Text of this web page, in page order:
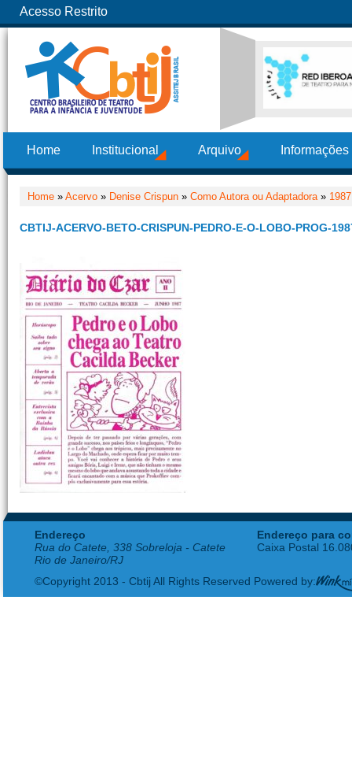
Acesso Restrito
Home Institucional Arquivo
Home » Acervo » Denise Crispun » Como Autora ou Adaptadora»
CBTIJ-ACERVO-BETO-CRISPUN-PEDRO-E-O-LOBO-PROG-
Endereço
Rua do Catete, 338 Sobreloja - Catete
Rio de Janeiro/RJ
Endereço para
Caixa Postal
©Copyright 2013 - Cbtij All Rights Reserved Powered by: